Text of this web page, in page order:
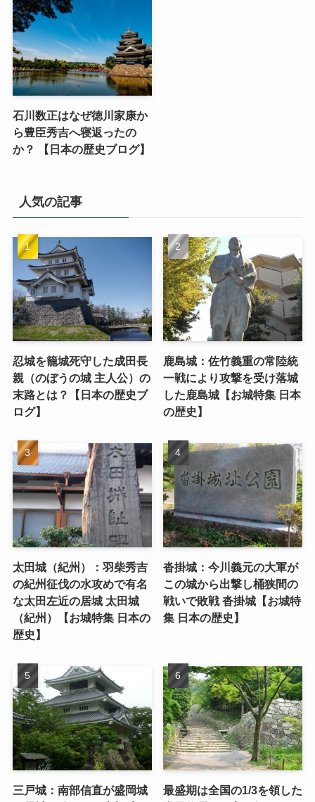
石川数正はなぜ徳川家康か
ら豊臣秀吉へ寝返ったの
か？ 【日本の歴史ブログ】
人気の記事
忍城を籠城死守した成田長
親（のぼうの城 主人公）の
末路とは？【日本の歴史ブ
ログ】
鹿島城：佐竹義重の常陸統
一戦により攻撃を受け落城
した鹿島城【お城特集 日本
の歴史】
太田城（紀州）：羽柴秀吉
の紀州征伐の水攻めで有名
な太田左近の居城 太田城
（紀州）【お城特集 日本の
歴史】
沓掛城：今川義元の大軍が
この城から出撃し桶狭間の
戦いで敗戦 沓掛城【お城特
集 日本の歴史】
三戸城：南部信直が盛岡城
最盛期は全国の1/3を領した